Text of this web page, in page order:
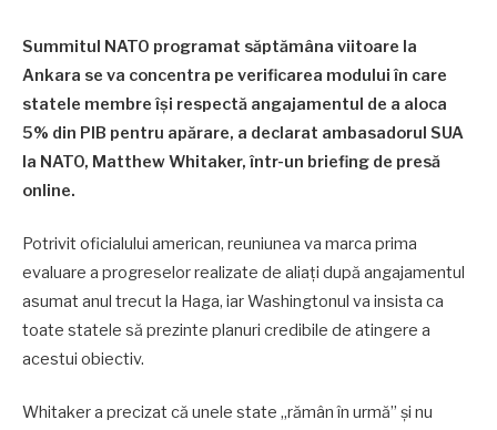
Summitul NATO programat săptămâna viitoare la
Ankara se va concentra pe verificarea modului în care
statele membre își respectă angajamentul de a aloca
5% din PIB pentru apărare, a declarat ambasadorul SUA
la NATO, Matthew Whitaker, într-un briefing de presă
online.
Potrivit oficialului american, reuniunea va marca prima
evaluare a progreselor realizate de aliați după angajamentul
asumat anul trecut la Haga, iar Washingtonul va insista ca
toate statele să prezinte planuri credibile de atingere a
acestui obiectiv.
Whitaker a precizat că unele state „rămân în urmă” și nu